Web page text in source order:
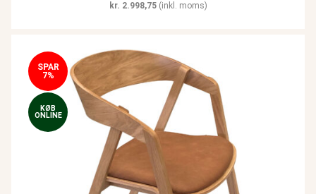
kr. 2.998,75(inkl. moms)
SPAR
7%
KØB
ONLINE